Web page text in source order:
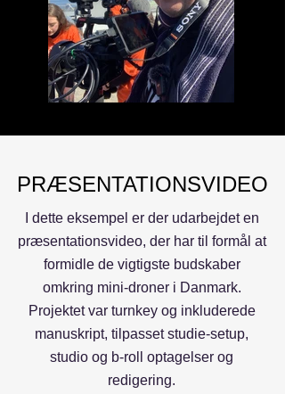
PRÆSENTATIONSVIDEO
I dette eksempel er der udarbejdet en
præsentationsvideo, der har til formål at
formidle de vigtigste budskaber
omkring mini-droner i Danmark.
Projektet var turnkey og inkluderede
manuskript, tilpasset studie-setup,
studio og b-roll optagelser og
redigering.